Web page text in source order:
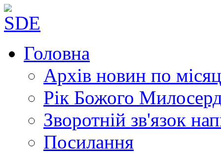
Головна
Архів новин по
Рік Божого
Зворотній зв'язок
Посилання